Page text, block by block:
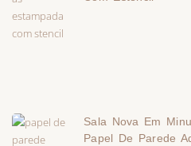
Sala Nova Em
Papel De Parede